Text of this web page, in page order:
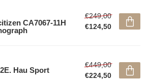
CA7067-11H
€249,00
€124,50
Hau Sport
€449,00
€224,50